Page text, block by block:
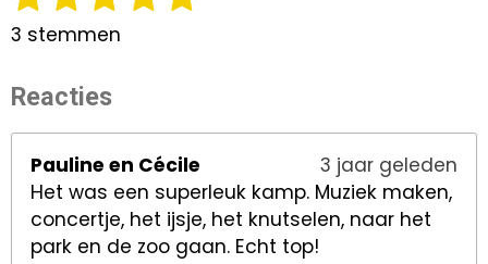
a
t
n
g
s
e
r
s
e
r
r
e
n
s
e
r
r
e
n
r
r
e
n
r
r
e
n
e
n
3 stemmen
Reacties
Pauline en Cécile
3 jaar geleden
Het was een superleuk kamp. Muziek maken,
concertje, het ijsje, het knutselen, naar het
park en de zoo gaan. Echt top!